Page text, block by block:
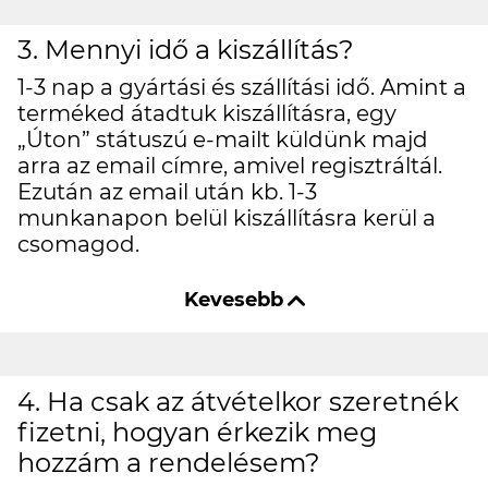
3. Mennyi idő a kiszállítás?
1-3 nap a gyártási és szállítási idő. Amint a
terméked átadtuk kiszállításra, egy
„Úton” státuszú e-mailt küldünk majd
arra az email címre, amivel regisztráltál.
Ezután az email után kb. 1-3
munkanapon belül kiszállításra kerül a
csomagod.
4. Ha csak az átvételkor szeretnék
fizetni, hogyan érkezik meg
hozzám a rendelésem?